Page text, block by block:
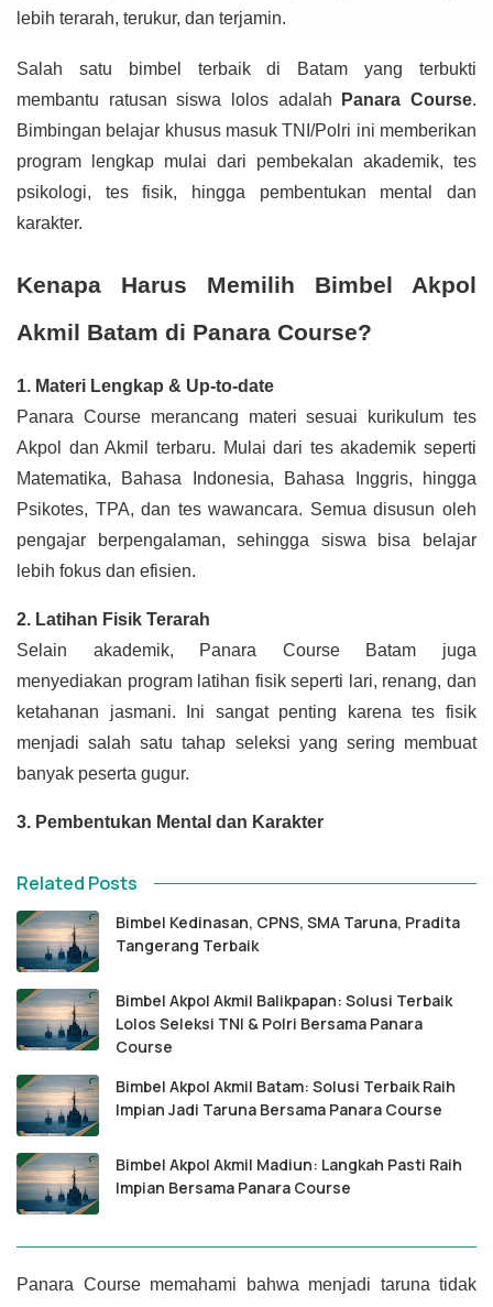
lebih terarah, terukur, dan terjamin.
Salah satu bimbel terbaik di Batam yang terbukti
membantu ratusan siswa lolos adalah
Panara Course.
Bimbingan belajar khusus masuk TNI/Polri ini memberikan
program lengkap mulai dari pembekalan akademik, tes
psikologi, tes fisik, hingga pembentukan mental dan
karakter.
Kenapa Harus Memilih Bimbel Akpol
Akmil Batam di Panara Course?
1. Materi Lengkap & Up-to-date
Panara Course merancang materi sesuai kurikulum tes
Akpol dan Akmil terbaru. Mulai dari tes akademik seperti
Matematika, Bahasa Indonesia, Bahasa Inggris, hingga
Psikotes, TPA, dan tes wawancara. Semua disusun oleh
pengajar berpengalaman, sehingga siswa bisa belajar
lebih fokus dan efisien.
2. Latihan Fisik Terarah
Selain akademik, Panara Course Batam juga
menyediakan program latihan fisik seperti lari, renang, dan
ketahanan jasmani. Ini sangat penting karena tes fisik
menjadi salah satu tahap seleksi yang sering membuat
banyak peserta gugur.
3. Pembentukan Mental dan Karakter
Related Posts
Bimbel Kedinasan, CPNS, SMA Taruna, Pradita
Tangerang Terbaik
Bimbel Akpol Akmil Balikpapan: Solusi Terbaik
Lolos Seleksi TNI & Polri Bersama Panara
Course
Bimbel Akpol Akmil Batam: Solusi Terbaik Raih
Impian Jadi Taruna Bersama Panara Course
Bimbel Akpol Akmil Madiun: Langkah Pasti Raih
Impian Bersama Panara Course
Panara Course memahami bahwa menjadi taruna tidak